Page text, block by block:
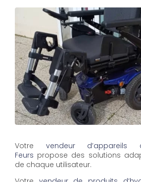
Votre vendeur
Feurs propose des solutions
de chaque utilisateur.